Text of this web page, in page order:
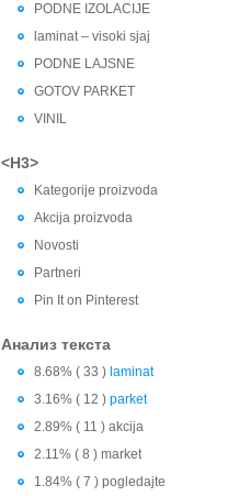
PODNE IZOLACIJE
laminat – visoki sjaj
PODNE LAJSNE
GOTOV PARKET
VINIL
<H3>
Kategorije proizvoda
Akcija proizvoda
Novosti
Partneri
Pin It on Pinterest
Анализ текста
8.68% ( 33 ) laminat
3.16% ( 12 ) parket
2.89% ( 11 ) akcija
2.11% ( 8 ) market
1.84% ( 7 ) pogledajte